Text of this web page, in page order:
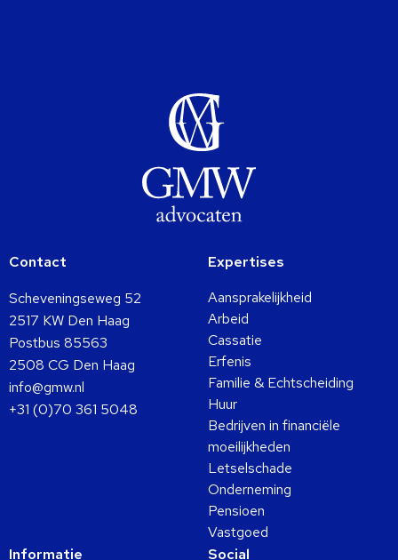
Contact
Scheveningseweg 52
2517 KW Den Haag
Postbus 85563
2508 CG Den Haag
info@gmw.nl
+31 (0)70 361 5048
Expertises
Aansprakelijkheid
Arbeid
Cassatie
Erfenis
Familie & Echtscheiding
Huur
Bedrijven in financiële
moeilijkheden
Letselschade
Onderneming
Pensioen
Vastgoed
Informatie
Social